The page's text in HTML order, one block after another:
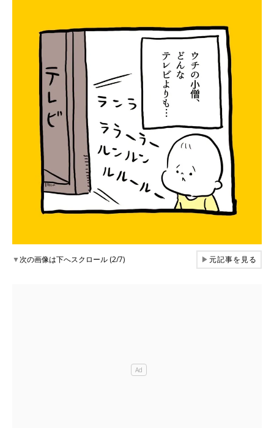
▼次の画像は下へスクロール (2/7) ▶元記事を見る